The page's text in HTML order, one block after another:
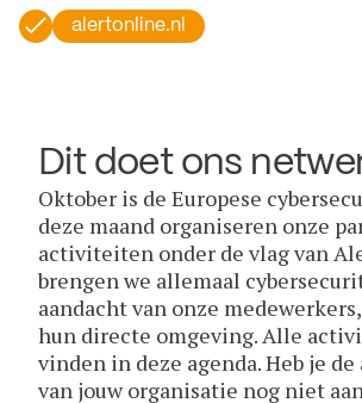
alertonline.nl
Dit doet ons
Oktober is de Europese
deze maand organiseren onze
activiteiten onder de vlag van
brengen we allemaal
aandacht van onze
hun directe omgeving. Alle
vinden in deze agenda. Heb je
van jouw organisatie nog niet